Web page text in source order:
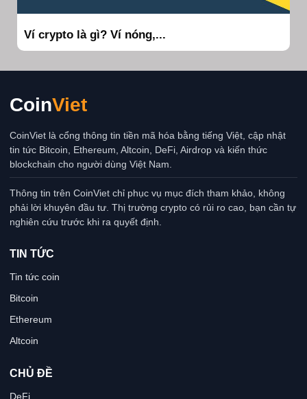
Ví crypto là gì? Ví nóng,...
CoinViet
CoinViet là cổng thông tin tiền mã hóa bằng tiếng Việt, cập nhật
tin tức Bitcoin, Ethereum, Altcoin, DeFi, Airdrop và kiến thức
blockchain cho người dùng Việt Nam.
Thông tin trên CoinViet chỉ phục vụ mục đích tham khảo, không
phải lời khuyên đầu tư. Thị trường crypto có rủi ro cao, bạn cần tự
nghiên cứu trước khi ra quyết định.
TIN TỨC
Tin tức coin
Bitcoin
Ethereum
Altcoin
CHỦ ĐỀ
DeFi